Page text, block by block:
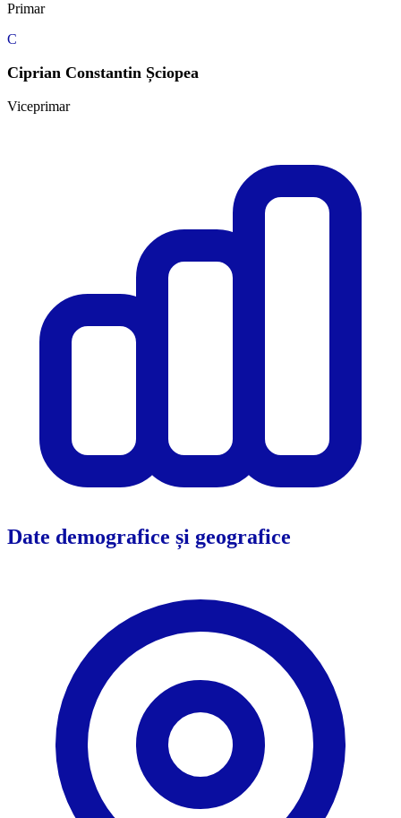
Primar
C
Ciprian Constantin Șciopea
Viceprimar
Date demografice și geografice